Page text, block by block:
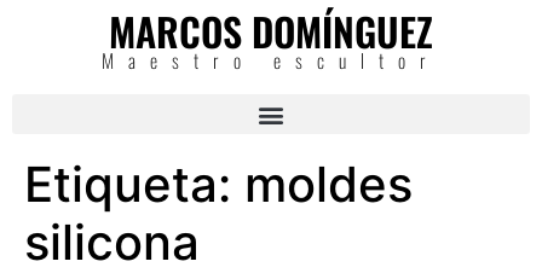
MARCOS DOMÍNGUEZ
Maestro escultor
Etiqueta: moldes
silicona